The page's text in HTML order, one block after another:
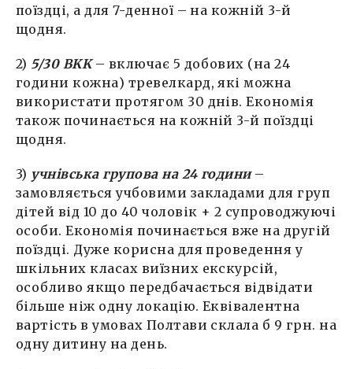
поїздці, а для 7-денної – на кожній 3-й
щодня.
2) 5/30 BKK– включає 5 добових (на 24
години кожна) тревелкард, які можна
використати протягом 30 днів. Економія
також починається на кожній 3-й поїздці
щодня.
3) учнівська групова на 24 години–
замовляється учбовими закладами для груп
дітей від 10 до 40 чоловік + 2 супроводжуючі
особи. Економія починається вже на другій
поїздці. Дуже корисна для проведення у
шкільних класах виїзних екскурсій,
особливо якщо передбачається відвідати
більше ніж одну локацію. Еквівалентна
вартість в умовах Полтави склала б 9 грн. на
одну дитину на день.